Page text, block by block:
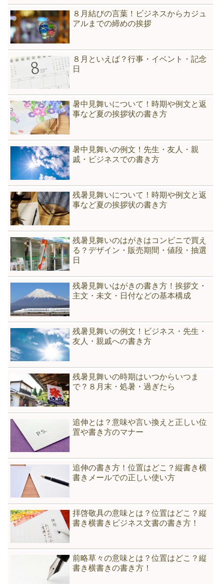
８月結びの言葉！ビジネスからカジュ
アルまでの締めの挨拶
８月といえば？行事・イベント・記念
日
暑中見舞いについて！時期や例文と返
事など夏の挨拶状の書き方
暑中見舞いの例文！先生・友人・親
戚・ビジネスでの書き方
残暑見舞いについて！時期や例文と返
事など夏の挨拶状の書き方
残暑見舞いのはがきはコンビニで買え
る？デザイン・販売期間・値段・抽選
日
残暑見舞いはがきの書き方！挨拶文・
主文・未文・日付などの基本構成
残暑見舞いの例文！ビジネス・先生・
友人・親戚への書き方
残暑見舞いの時期はいつからいつま
で？８月末・処暑・過ぎたら
追伸とは？意味や言い換えと正しい位
置や書き方のマナー
追伸の書き方！位置はどこ？縦書き横
書きメールでの正しい使い方
拝啓敬具の意味とは？位置はどこ？縦
書き横書きビジネス文書の書き方！
前略草々の意味とは？位置はどこ？縦
書き横書きの書き方！